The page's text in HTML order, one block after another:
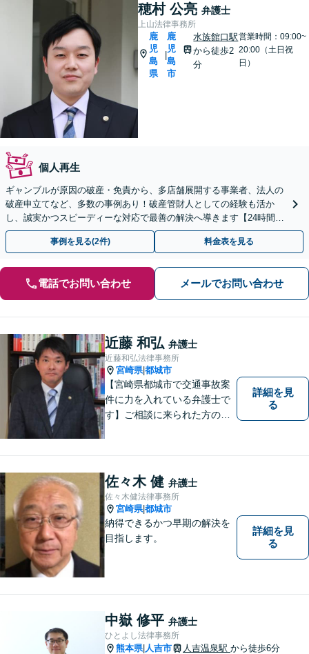
穂村 公亮 弁護士
上山法律事務所
鹿
児
島
県
鹿
児
島
市
水族館口駅
から徒歩2
分
営業時間：09:00~
20:00（土日祝
日）
個人再生
ギャンブルが原因の破産・免責から、多店舗展開する事業者、法人の
破産申立てなど、多数の事例あり！破産管財人としての経験も活か
し、誠実かつスピーディーな対応で最善の解決へ導きます【24時間メ
ール問合せ可】【完全個室】【市電水族館口駅2分】
事例を見る(2件) 料金表を見る
電話でお問い合わせ メールでお問い合わせ
近藤 和弘 弁護士
近藤和弘法律事務所
宮崎県|都城市
【宮崎県都城市で交通事故案
件に力を入れている弁護士で
す】ご相談に来られた方の話
引き受けした案件について
は，依頼者が希望されるベス
トな解決に至るよう最善を尽
くします。お気軽にご相談く
ださい。
詳細を見
る
佐々木 健 弁護士
佐々木健法律事務所
宮崎県|都城市
納得できるかつ早期の解決を
目指します。
詳細を見
る
中嶽 修平 弁護士
ひとよし法律事務所
熊本県| 人吉市 人吉温泉駅 から徒歩6分